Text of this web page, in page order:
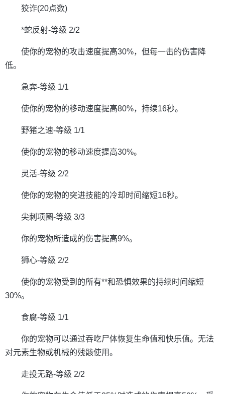
狡诈(20点数)
*蛇反射-等级 2/2
使你的宠物的攻击速度提高30%，但每一击的伤害降
低。
急奔-等级 1/1
使你的宠物的移动速度提高80%，持续16秒。
野猪之速-等级 1/1
使你的宠物的移动速度提高30%。
灵活-等级 2/2
使你的宠物的突进技能的冷却时间缩短16秒。
尖刺项圈-等级 3/3
你的宠物所造成的伤害提高9%。
狮心-等级 2/2
使你的宠物受到的所有**和恐惧效果的持续时间缩短
30%。
食腐-等级 1/1
你的宠物可以通过吞吃尸体恢复生命值和快乐值。无法
对元素生物或机械的残骸使用。
走投无路-等级 2/2